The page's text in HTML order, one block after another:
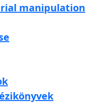
manipulation